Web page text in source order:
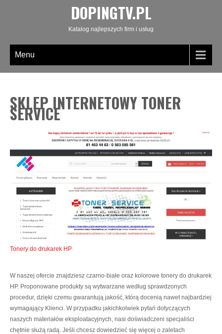
DOPINGTV.PL
Katalog najlepszych firm i usług
Menu
SKLEP INTERNETOWY TONER
SERVICE
Tonery do drukarek HP
W naszej ofercie znajdziesz czarno-białe oraz kolorowe tonery do drukarek
HP. Proponowane produkty są wytwarzane według sprawdzonych
procedur, dzięki czemu gwarantują jakość, którą docenią nawet najbardziej
wymagający Klienci. W przypadku jakichkolwiek pytań dotyczących
naszych materiałów eksploatacyjnych, nasi doświadczeni specjaliści
chętnie służą radą. Jeśli chcesz dowiedzieć się więcej o zaletach